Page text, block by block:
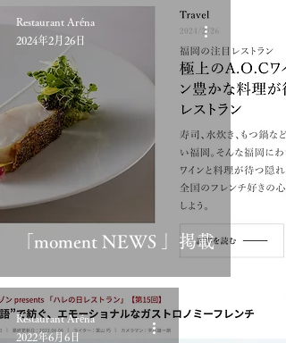
「moment NEWS 」掲載
Restaurant Aréna
2024年2月26日
Restaurant Aréna
2022年6月6日